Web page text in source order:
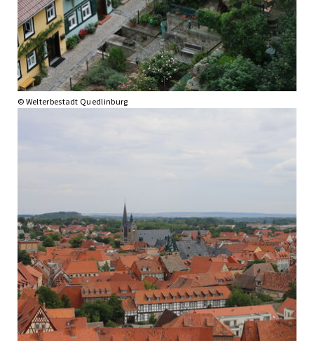
© Welterbestadt Quedlinburg